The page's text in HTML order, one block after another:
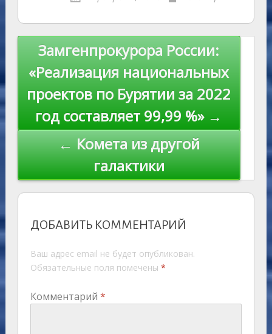
as
s
ni
ki
r
n
al
m p
p
st
l y
Li
n
k
Навигация
Замгенпрокурора России:
«Реализация национальных
проектов по Бурятии за 2022
год составляет 99,99 %» →
← Комета из другой
галактики
ДОБАВИТЬ КОММЕНТАРИЙ
Ваш адрес email не будет опубликован.
Обязательные поля помечены *
Комментарий *